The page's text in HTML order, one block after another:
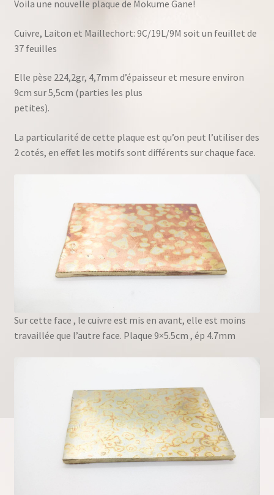
Voila une nouvelle plaque de Mokume Gane!
Cuivre, Laiton et Maillechort: 9C/19L/9M soit un feuillet de
37 feuilles
Elle pèse 224,2gr, 4,7mm d’épaisseur et mesure environ
9cm sur 5,5cm (parties les plus
petites).
La particularité de cette plaque est qu’on peut l’utiliser des
2 cotés, en effet les motifs sont différents sur chaque face.
Sur cette face , le cuivre est mis en avant, elle est moins
travaillée que l’autre face. Plaque 9×5.5cm , ép 4.7mm